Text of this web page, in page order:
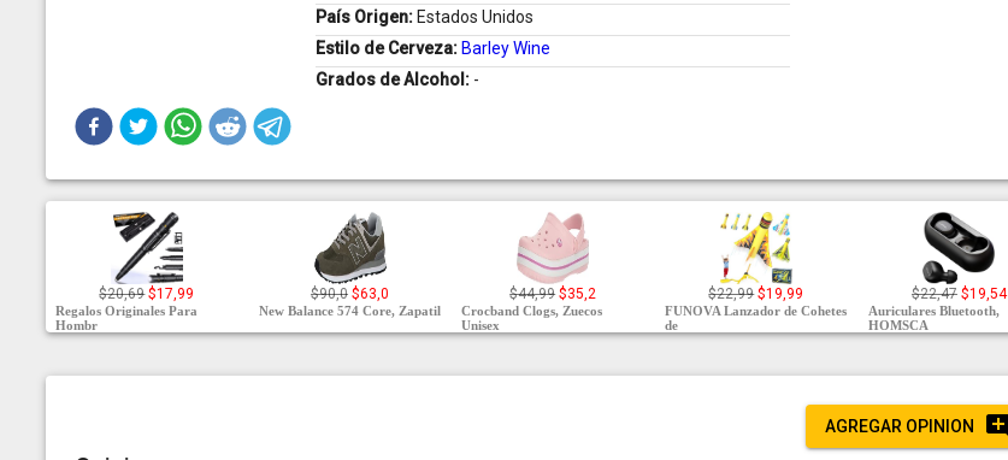
País Origen: Estados Unidos
Estilo de Cerveza: Barley Wine
Grados de Alcohol: -
$20,69 $17,99
Regalos Originales Para
Hombr
$90,0 $63,0
New Balance 574 Core, Zapatil
$44,99 $35,2
Crocband Clogs, Zuecos
Unisex
$22,99 $19,99
FUNOVA Lanzador de Cohetes
de
$22,47 $19,54
Auriculares Bluetooth,
HOMSCA
AGREGAR OPINION